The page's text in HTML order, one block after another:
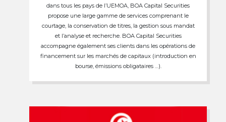
dans tous les pays de l’UEMOA, BOA Capital Securities
propose une large gamme de services comprenant le
courtage, la conservation de titres, la gestion sous mandat
et l’analyse et recherche. BOA Capital Securities
accompagne également ses clients dans les opérations de
financement sur les marchés de capitaux (introduction en
bourse, émissions obligataires …).